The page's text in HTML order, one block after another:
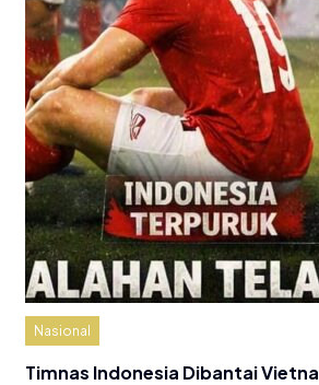
Nasional
Timnas Indonesia Dibantai